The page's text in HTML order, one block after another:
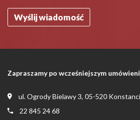
Zapraszamy po wcześniejszym
ul. Ogrody Bielawy 3, 05-520
22 845 24 68